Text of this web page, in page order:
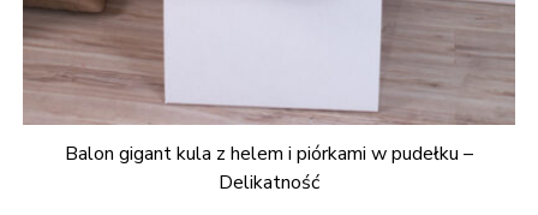
Balon gigant kula z helem i piórkami w pudełku –
Delikatność